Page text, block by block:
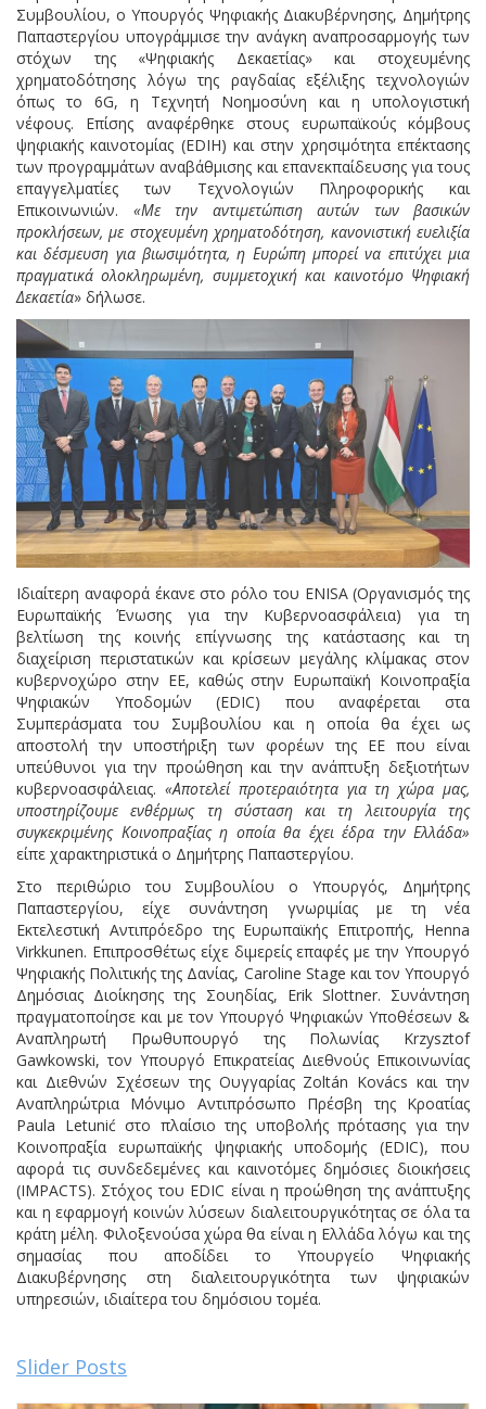
Συμβουλίου, ο Υπουργός Ψηφιακής Διακυβέρνησης, Δημήτρης
Παπαστεργίου υπογράμμισε την ανάγκη αναπροσαρμογής των
στόχων της «Ψηφιακής Δεκαετίας» και στοχευμένης
χρηματοδότησης λόγω της ραγδαίας εξέλιξης τεχνολογιών
όπως το 6G, η Τεχνητή Νοημοσύνη και η υπολογιστική
νέφους. Επίσης αναφέρθηκε στους ευρωπαϊκούς κόμβους
ψηφιακής καινοτομίας (EDIH) και στην χρησιμότητα επέκτασης
των προγραμμάτων αναβάθμισης και επανεκπαίδευσης για τους
επαγγελματίες των Τεχνολογιών Πληροφορικής και
Επικοινωνιών. «Με την αντιμετώπιση αυτών των βασικών
προκλήσεων, με στοχευμένη χρηματοδότηση, κανονιστική ευελιξία
και δέσμευση για βιωσιμότητα, η Ευρώπη μπορεί να επιτύχει μια
πραγματικά ολοκληρωμένη, συμμετοχική και καινοτόμο Ψηφιακή
Δεκαετία» δήλωσε.
Ιδιαίτερη αναφορά έκανε στο ρόλο του ENISA (Οργανισμός της
Ευρωπαϊκής Ένωσης για την Κυβερνοασφάλεια) για τη
βελτίωση της κοινής επίγνωσης της κατάστασης και τη
διαχείριση περιστατικών και κρίσεων μεγάλης κλίμακας στον
κυβερνοχώρο στην ΕΕ, καθώς στην Ευρωπαϊκή Κοινοπραξία
Ψηφιακών Υποδομών (EDIC) που αναφέρεται στα
Συμπεράσματα του Συμβουλίου και η οποία θα έχει ως
αποστολή την υποστήριξη των φορέων της ΕΕ που είναι
υπεύθυνοι για την προώθηση και την ανάπτυξη δεξιοτήτων
κυβερνοασφάλειας. «Αποτελεί προτεραιότητα για τη χώρα μας,
υποστηρίζουμε ενθέρμως τη σύσταση και τη λειτουργία της
συγκεκριμένης Κοινοπραξίας η οποία θα έχει έδρα την Ελλάδα»
είπε χαρακτηριστικά ο Δημήτρης Παπαστεργίου.
Στο περιθώριο του Συμβουλίου ο Υπουργός, Δημήτρης
Παπαστεργίου, είχε συνάντηση γνωριμίας με τη νέα
Εκτελεστική Αντιπρόεδρο της Ευρωπαϊκής Επιτροπής, Henna
Virkkunen. Επιπροσθέτως είχε διμερείς επαφές με την Υπουργό
Ψηφιακής Πολιτικής της Δανίας, Caroline Stage και τον Υπουργό
Δημόσιας Διοίκησης της Σουηδίας, Erik Slottner. Συνάντηση
πραγματοποίησε και με τον Υπουργό Ψηφιακών Υποθέσεων &
Αναπληρωτή Πρωθυπουργό της Πολωνίας Krzysztof
Gawkowski, τον Υπουργό Επικρατείας Διεθνούς Επικοινωνίας
και Διεθνών Σχέσεων της Ουγγαρίας Zoltán Kovács και την
Αναπληρώτρια Μόνιμο Αντιπρόσωπο Πρέσβη της Κροατίας
Paula Letunić στο πλαίσιο της υποβολής πρότασης για την
Κοινοπραξία ευρωπαϊκής ψηφιακής υποδομής (EDIC), που
αφορά τις συνδεδεμένες και καινοτόμες δημόσιες διοικήσεις
(IMPACTS). Στόχος του EDIC είναι η προώθηση της ανάπτυξης
και η εφαρμογή κοινών λύσεων διαλειτουργικότητας σε όλα τα
κράτη μέλη. Φιλοξενούσα χώρα θα είναι η Ελλάδα λόγω και της
σημασίας που αποδίδει το Υπουργείο Ψηφιακής
Διακυβέρνησης στη διαλειτουργικότητα των ψηφιακών
υπηρεσιών, ιδιαίτερα του δημόσιου τομέα.
Slider Posts